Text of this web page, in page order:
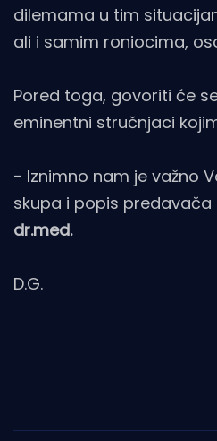
dilemama u tim
ali i samim roniocima,
Pored toga, govoriti će
eminentni stručnjaci
- Iznimno nam je važno
skupa i popis
dr.med.
D.G.